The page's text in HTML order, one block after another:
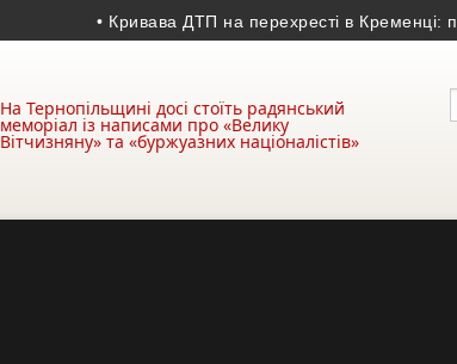
• Кривава ДТП на перехресті в Кременці:
На Тернопільщині досі стоїть радянський
меморіал із написами про «Велику
Вітчизняну» та «буржуазних націоналістів»